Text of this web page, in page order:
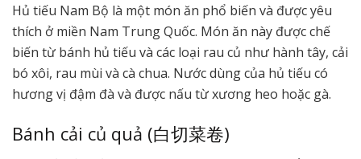
Hủ tiếu Nam Bộ là một món ăn phổ biến và được yêu
thích ở miền Nam Trung Quốc. Món ăn này được chế
biến từ bánh hủ tiếu và các loại rau củ như hành tây, cải
bó xôi, rau mùi và cà chua. Nước dùng của hủ tiếu có
hương vị đậm đà và được nấu từ xương heo hoặc gà.
Bánh cải củ quả (白切菜卷)